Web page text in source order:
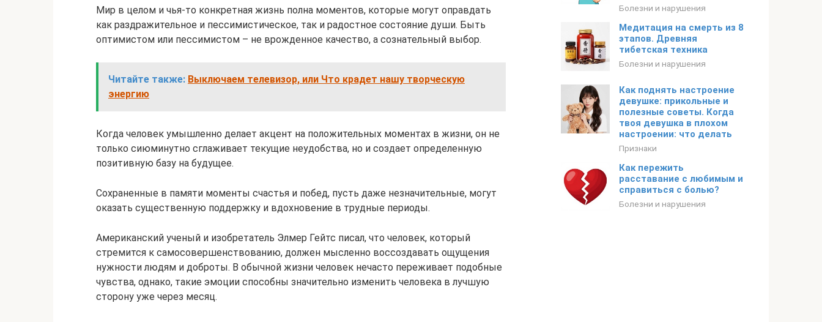
Мир в целом и чья-то конкретная жизнь полна моментов, которые могут оправдать
как раздражительное и пессимистическое, так и радостное состояние души. Быть
оптимистом или пессимистом – не врожденное качество, а сознательный выбор.
Читайте также: Выключаем телевизор, или Что крадет нашу творческую
энергию
Когда человек умышленно делает акцент на положительных моментах в жизни, он не
только сиюминутно сглаживает текущие неудобства, но и создает определенную
позитивную базу на будущее.
Сохраненные в памяти моменты счастья и побед, пусть даже незначительные, могут
оказать существенную поддержку и вдохновение в трудные периоды.
Американский ученый и изобретатель Элмер Гейтс писал, что человек, который
стремится к самосовершенствованию, должен мысленно воссоздавать ощущения
нужности людям и доброты. В обычной жизни человек нечасто переживает подобные
чувства, однако, такие эмоции способны значительно изменить человека в лучшую
сторону уже через месяц.
Болезни и нарушения
Медитация на смерть из 8
этапов. Древняя
тибетская техника
Болезни и нарушения
Как поднять настроение
девушке: прикольные и
полезные советы. Когда
твоя девушка в плохом
настроении: что делать
Признаки
Как пережить
расставание с любимым и
справиться с болью?
Болезни и нарушения